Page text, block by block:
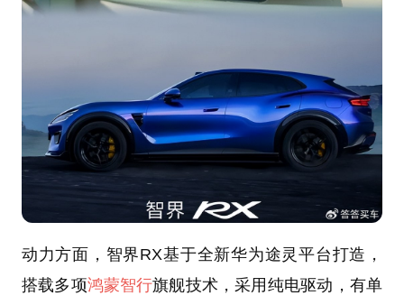
动力方面，智界RX基于全新华为途灵平台打造，
搭载多项鸿蒙智行旗舰技术，采用纯电驱动，有单